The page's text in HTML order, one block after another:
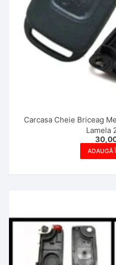
Carcasa Cheie Briceag
Lamela
ADAUGĂ